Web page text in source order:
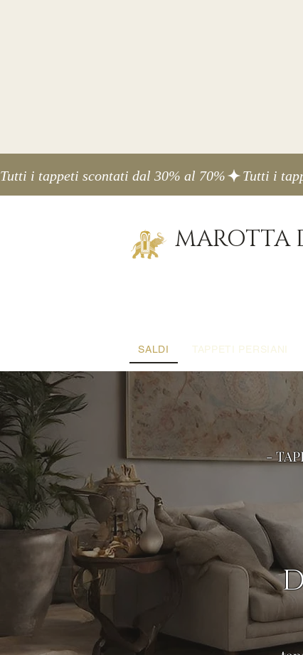
Tutti i tappeti scontati dal 30% al 70%
MAROTTA
SALDI TAPPETI PERSIANI
-